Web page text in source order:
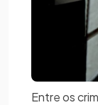
Entre os